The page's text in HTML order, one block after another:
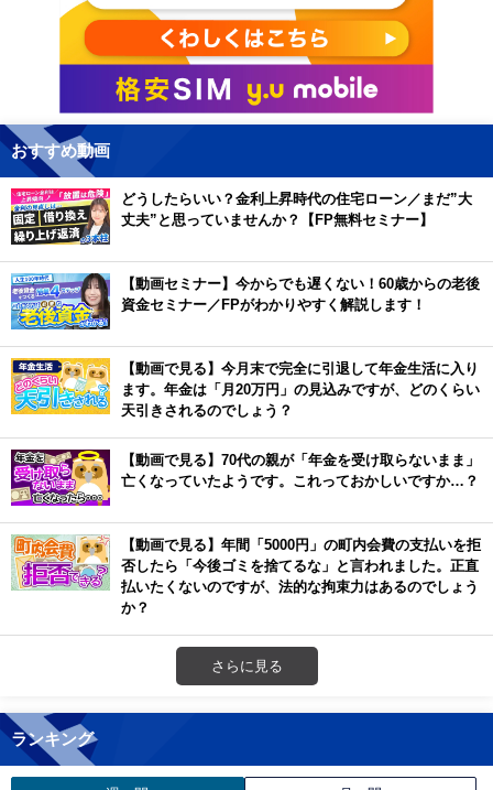
おすすめ動画
どうしたらいい？金利上昇時代の住宅ローン／まだ”大
丈夫”と思っていませんか？【FP無料セミナー】
【動画セミナー】今からでも遅くない！60歳からの老後
資金セミナー／FPがわかりやすく解説します！
【動画で見る】今月末で完全に引退して年金生活に入り
ます。年金は「月20万円」の見込みですが、どのくらい
天引きされるのでしょう？
【動画で見る】70代の親が「年金を受け取らないまま」
亡くなっていたようです。これっておかしいですか…？
【動画で見る】年間「5000円」の町内会費の支払いを拒
否したら「今後ゴミを捨てるな」と言われました。正直
払いたくないのですが、法的な拘束力はあるのでしょう
か？
さらに見る
ランキング